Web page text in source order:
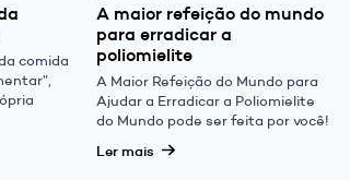
comida
A maior refeição do mundo
para erradicar a
poliomielite
A Maior Refeição do Mundo para
Ajudar a Erradicar a Poliomielite
do Mundo pode ser feita por você!
Ler mais